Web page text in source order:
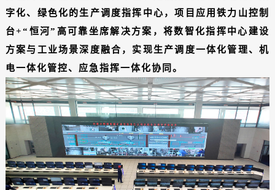
字化、绿色化的生产调度指挥中心，项目应用铁力山控制
台+“恒河”高可靠坐席解决方案，将数智化指挥中心建设
方案与工业场景深度融合，实现生产调度一体化管理、机
电一体化管控、应急指挥一体化协同。